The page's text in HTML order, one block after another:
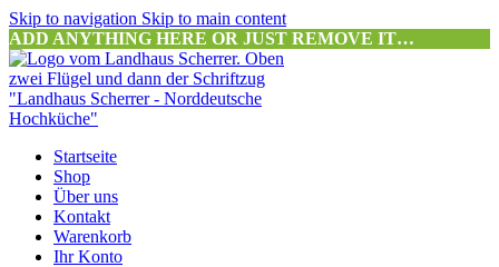
Skip to navigation Skip to main content
ADD ANYTHING HERE OR JUST REMOVE IT…
Startseite
Shop
Über uns
Kontakt
Warenkorb
Ihr Konto